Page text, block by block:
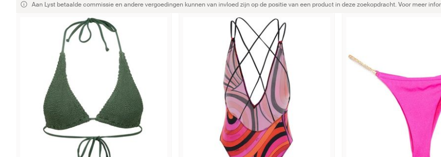
Aan Lyst betaalde commissie en andere vergoedingen kunnen van invloed zijn op de positie van een product in deze zoekopdracht. Voor meer